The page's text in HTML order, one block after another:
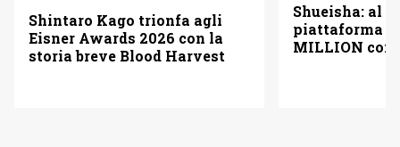
Shintaro Kago trionfa agli
Eisner Awards 2026 con la
storia breve Blood Harvest
Shueisha: al
piattaforma
MILLION con